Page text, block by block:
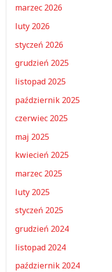
marzec 2026
luty 2026
styczeń 2026
grudzień 2025
listopad 2025
październik 2025
czerwiec 2025
maj 2025
kwiecień 2025
marzec 2025
luty 2025
styczeń 2025
grudzień 2024
listopad 2024
październik 2024